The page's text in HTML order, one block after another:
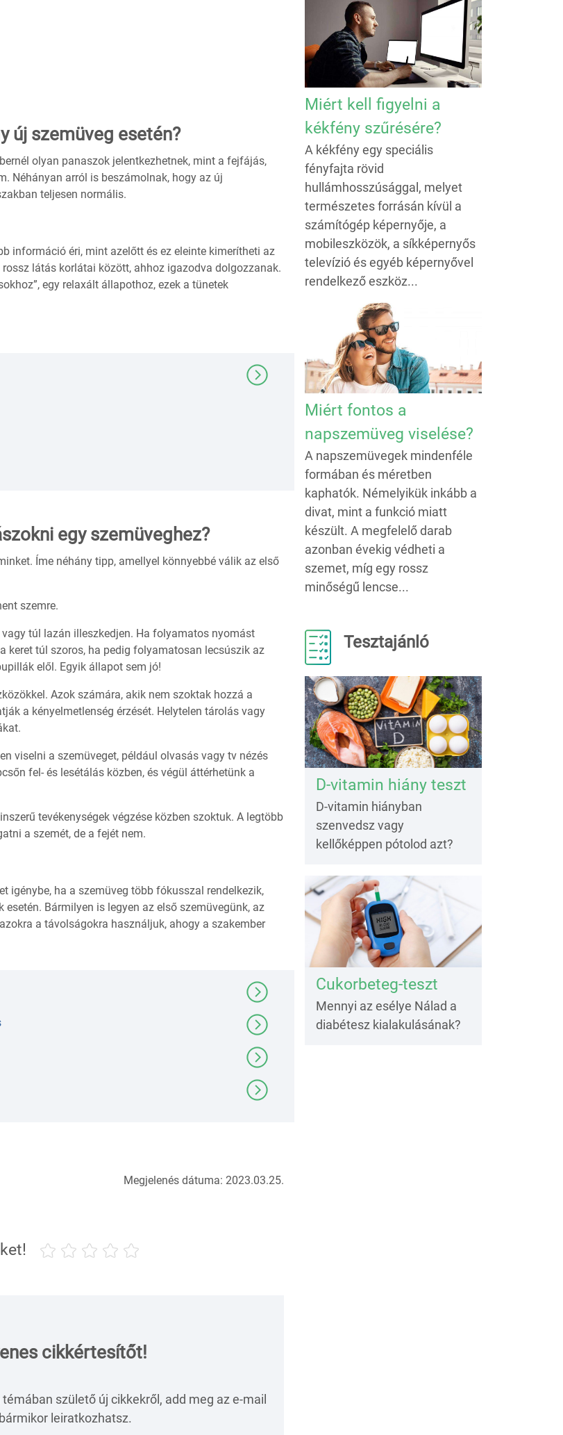
új szemüveg esetén?
olyan panaszok jelentkezhetnek, mint a fejfájás,
Néhányan arról is beszámolnak, hogy az új
teljesen normális.
információ éri, mint azelőtt és ez eleinte kimerítheti az
látás korlátai között, ahhoz igazodva dolgozzanak.
egy relaxált állapothoz, ezek a tünetek
egy szemüveghez?
Íme néhány tipp, amellyel könnyebbé válik az első
szemre.
túl lazán illeszkedjen. Ha folyamatos nyomást
keret túl szoros, ha pedig folyamatosan lecsúszik az
elől. Egyik állapot sem jó!
Azok számára, akik nem szoktak hozzá a
a kényelmetlenség érzését. Helytelen tárolás vagy
viselni a szemüveget, például olvasás vagy tv nézés
fel- és lesétálás közben, és végül áttérhetünk a
tevékenységek végzése közben szoktuk. A legtöbb
a szemét, de a fejét nem.
igénybe, ha a szemüveg több fókusszal rendelkezik,
Bármilyen is legyen az első szemüvegünk, az
a távolságokra használjuk, ahogy a szakember
Megjelenés dátuma: 2023.03.25.
cikkértesítőt!
születő új cikkekről, add meg az e-mail
leiratkozhatsz.
Miért kell figyelni a
kékfény szűrésére?
A kékfény egy speciális
fényfajta rövid
hullámhosszúsággal, melyet
természetes forrásán kívül a
számítógép képernyője, a
mobileszközök, a síkképernyős
televízió és egyéb képernyővel
rendelkező eszköz...
Miért fontos a
napszemüveg viselése?
A napszemüvegek mindenféle
formában és méretben
kaphatók. Némelyikük inkább a
divat, mint a funkció miatt
készült. A megfelelő darab
azonban évekig védheti a
szemet, míg egy rossz
minőségű lencse...
Tesztajánló
D-vitamin hiány teszt
D-vitamin hiányban
szenvedsz vagy
kellőképpen pótolod azt?
Cukorbeteg-teszt
Mennyi az esélye Nálad a
diabétesz kialakulásának?